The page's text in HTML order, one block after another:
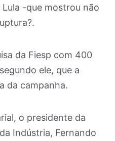
-que mostrou não
da Fiesp com 400
ele, que a
da campanha.
o presidente da
Indústria, Fernando